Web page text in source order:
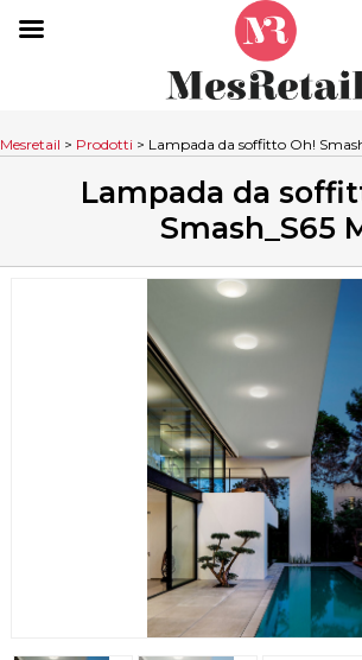
Mesretail > Prodotti > Lampada da soffitto Oh!
Lampada da
Smash_S65